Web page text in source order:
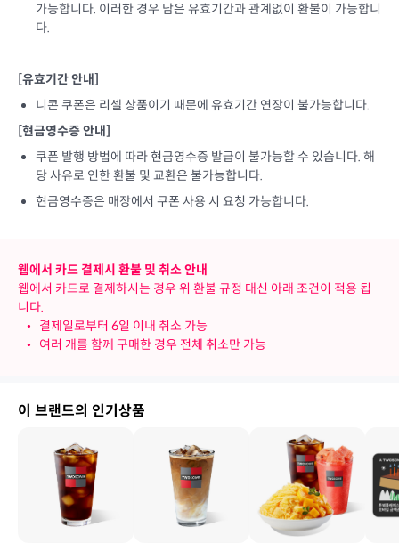
가능합니다. 이러한 경우 남은 유효기간과 관계없이 환불이 가능합니
다.
[유효기간 안내]
니콘 쿠폰은 리셀 상품이기 때문에 유효기간 연장이 불가능합니다.
[현금영수증 안내]
쿠폰 발행 방법에 따라 현금영수증 발급이 불가능할 수 있습니다. 해
당 사유로 인한 환불 및 교환은 불가능합니다.
현금영수증은 매장에서 쿠폰 사용 시 요청 가능합니다.
웹에서 카드 결제시 환불 및 취소 안내
웹에서 카드로 결제하시는 경우 위 환불 규정 대신 아래 조건이 적용 됩
니다.
•
결제일로부터 6일 이내 취소 가능
•
여러 개를 함께 구매한 경우 전체 취소만 가능
이 브랜드의 인기상품